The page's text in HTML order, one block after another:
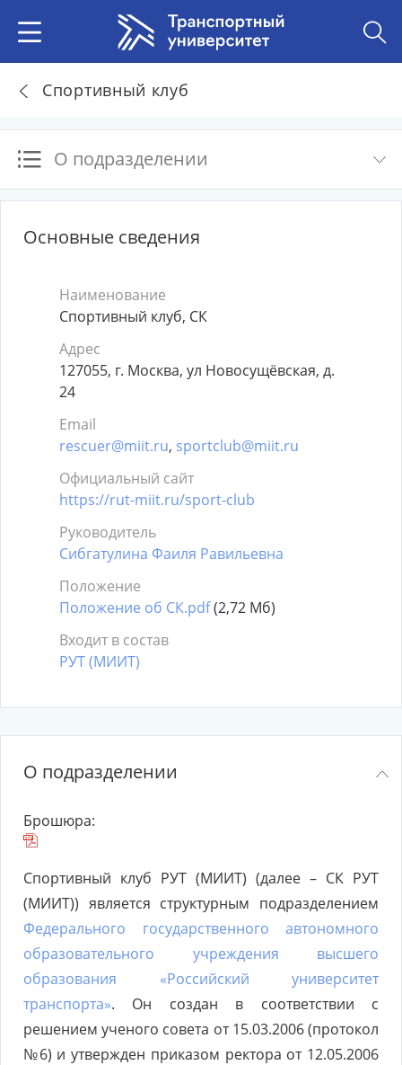
Спортивный клуб
О подразделении
Основные сведения
Наименование
Спортивный клуб, СК
Адрес
127055, г. Москва, ул Новосущёвская, д.
24
Email
rescuer@miit.ru, sportclub@miit.ru
Официальный сайт
https://rut-miit.ru/sport-club
Руководитель
Сибгатулина Фаиля Равильевна
Положение
Положение об СК.pdf(2,72 Мб)
Входит в состав
РУТ (МИИТ)
О подразделении
Брошюра:
Спортивный клуб РУТ (МИИТ) (далее – СК РУТ
(МИИТ)) является структурным подразделением
Федерального государственного автономного
образовательного учреждения высшего
образования «Российский университет
транспорта». Он создан в соответствии с
решением ученого совета от 15.03.2006 (протокол
№6) и утвержден приказом ректора от 12.05.2006